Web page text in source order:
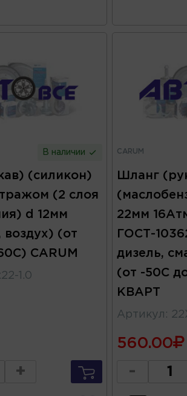
В наличии
(силикон)
(2 слоя
d 12мм
(от
CARUM
1.0
+
CARUM
Шланг
22мм
ГОСТ-
дизель,
(от -50С
КВАРТ
Артикул :
560.00
-